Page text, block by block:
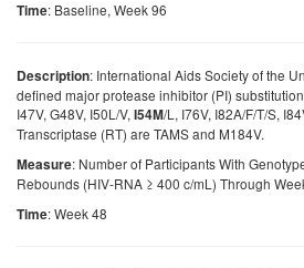
Time: Baseline, Week 96
Description: International Aids Society of the
defined major protease inhibitor (PI)
I47V, G48V, I50L/V, I54M/L, I76V, I82A/F/T/S,
Transcriptase (RT) are TAMS and M184V.
Measure: Number of Participants With
Rebounds (HIV-RNA ≥ 400 c/mL) Through
Time: Week 48